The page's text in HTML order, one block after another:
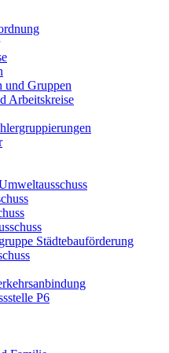
und Gruppen
Arbeitskreise
Städtebauförderung
P6